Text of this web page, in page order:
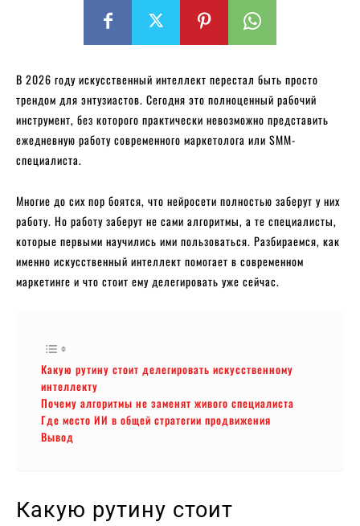
В 2026 году искусственный интеллект перестал быть просто
трендом для энтузиастов. Сегодня это полноценный рабочий
инструмент, без которого практически невозможно представить
ежедневную работу современного маркетолога или SMM-
специалиста.
Многие до сих пор боятся, что нейросети полностью заберут у них
работу. Но работу заберут не сами алгоритмы, а те специалисты,
которые первыми научились ими пользоваться. Разбираемся, как
именно искусственный интеллект помогает в современном
маркетинге и что стоит ему делегировать уже сейчас.
Какую рутину стоит делегировать искусственному
интеллекту
Почему алгоритмы не заменят живого специалиста
Где место ИИ в общей стратегии продвижения
Вывод
Какую рутину стоит